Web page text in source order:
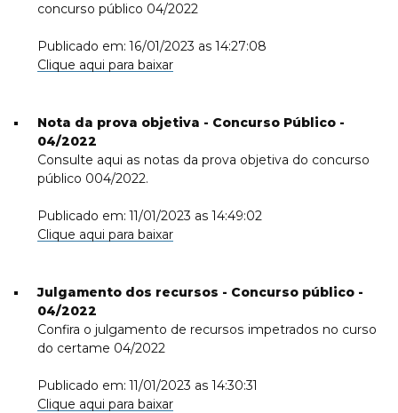
concurso público 04/2022
Publicado em: 16/01/2023 as 14:27:08
Clique aqui para baixar
Nota da prova objetiva - Concurso Público -
04/2022
Consulte aqui as notas da prova objetiva do concurso
público 004/2022.
Publicado em: 11/01/2023 as 14:49:02
Clique aqui para baixar
Julgamento dos recursos - Concurso público -
04/2022
Confira o julgamento de recursos impetrados no curso
do certame 04/2022
Publicado em: 11/01/2023 as 14:30:31
Clique aqui para baixar